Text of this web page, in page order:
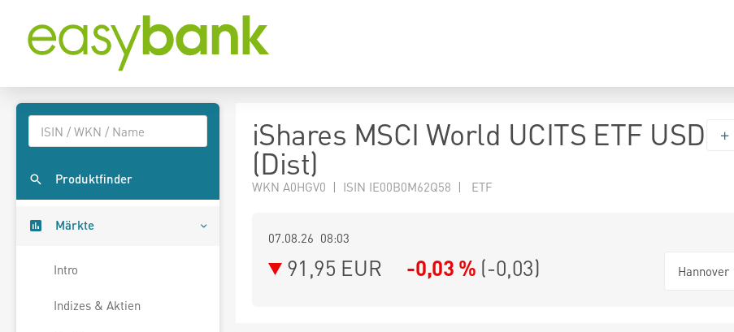
Produktfinder
Märkte
Intro
Indizes & Aktien
iShares MSCI World UCITS ETF USD
(Dist)
WKN A0HGV0 | ISIN IE00B0M62Q58 | ETF
07.08.26 08:03
91,95 EUR -0,03 % (-0,03) Hannover